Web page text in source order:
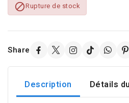
Rupture de stock
Share
Description Détails